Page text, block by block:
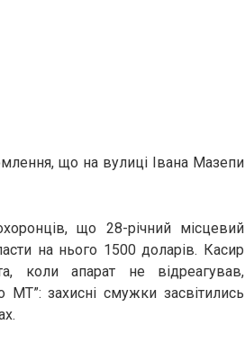
що на вулиці Івана Мазепи
що 28-річний місцевий
на нього 1500 доларів. Касир
коли апарат не відреагував,
МТ”: захисні смужки засвітились